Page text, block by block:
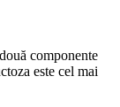
componente
este cel mai